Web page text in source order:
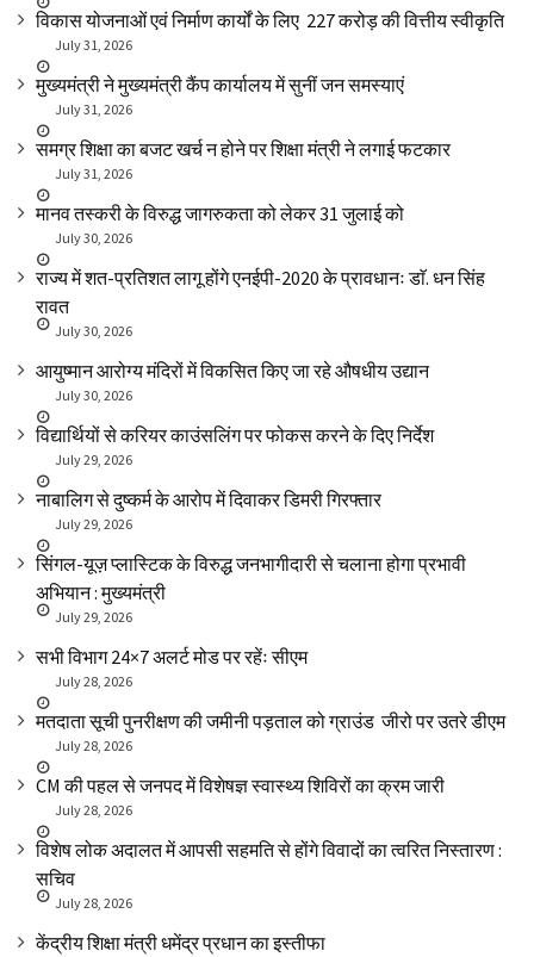
विकास योजनाओं एवं निर्माण कार्यों के लिए ₹ 227 करोड़ की वित्तीय स्वीकृति
July 31, 2026
मुख्यमंत्री ने मुख्यमंत्री कैंप कार्यालय में सुनीं जन समस्याएं
July 31, 2026
समग्र शिक्षा का बजट खर्च न होने पर शिक्षा मंत्री ने लगाई फटकार
July 31, 2026
मानव तस्करी के विरुद्ध जागरुकता को लेकर 31 जुलाई को
July 30, 2026
राज्य में शत-प्रतिशत लागू होंगे एनईपी-2020 के प्रावधानः डाॅ. धन सिंह
रावत
July 30, 2026
आयुष्मान आरोग्य मंदिरों में विकसित किए जा रहे औषधीय उद्यान
July 30, 2026
विद्यार्थियों से करियर काउंसलिंग पर फोकस करने के दिए निर्देश
July 29, 2026
नाबालिग से दुष्कर्म के आरोप में दिवाकर डिमरी गिरफ्तार
July 29, 2026
सिंगल-यूज़ प्लास्टिक के विरुद्ध जनभागीदारी से चलाना होगा प्रभावी
अभियान : मुख्यमंत्री
July 29, 2026
सभी विभाग 24×7 अलर्ट मोड पर रहेंः सीएम
July 28, 2026
मतदाता सूची पुनरीक्षण की जमीनी पड़ताल को ग्राउंड जीरो पर उतरे डीएम
July 28, 2026
CM की पहल से जनपद में विशेषज्ञ स्वास्थ्य शिविरों का क्रम जारी
July 28, 2026
विशेष लोक अदालत में आपसी सहमति से होंगे विवादों का त्वरित निस्तारण :
सचिव
July 28, 2026
केंद्रीय शिक्षा मंत्री धमेंद्र प्रधान का इस्तीफा